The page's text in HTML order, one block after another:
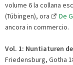
volume 6 la collana
(Tübingen), ora
De
ancora in commercio.
Vol. 1: Nuntiaturen
Friedensburg, Gotha